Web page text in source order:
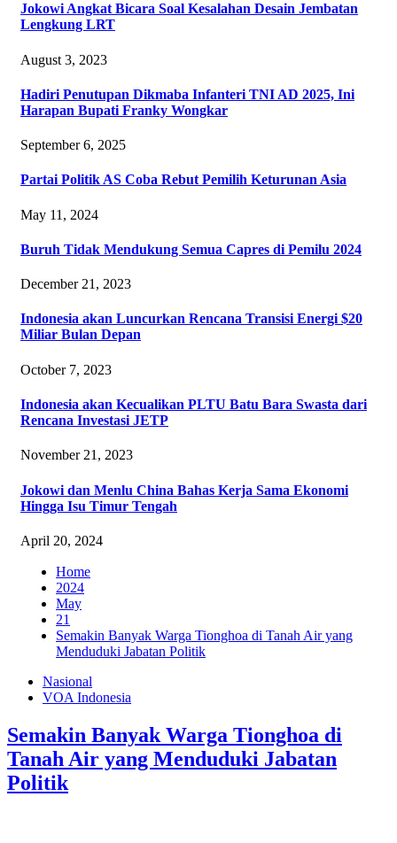
Jokowi Angkat Bicara Soal Kesalahan Desain Jembatan
Lengkung LRT
August 3, 2023
Hadiri Penutupan Dikmaba Infanteri TNI AD 2025, Ini
Harapan Bupati Franky Wongkar
September 6, 2025
Partai Politik AS Coba Rebut Pemilih Keturunan Asia
May 11, 2024
Buruh Tidak Mendukung Semua Capres di Pemilu 2024
December 21, 2023
Indonesia akan Luncurkan Rencana Transisi Energi $20
Miliar Bulan Depan
October 7, 2023
Indonesia akan Kecualikan PLTU Batu Bara Swasta dari
Rencana Investasi JETP
November 21, 2023
Jokowi dan Menlu China Bahas Kerja Sama Ekonomi
Hingga Isu Timur Tengah
April 20, 2024
Home
2024
May
21
Semakin Banyak Warga Tionghoa di Tanah Air yang
Menduduki Jabatan Politik
Nasional
VOA Indonesia
Semakin Banyak Warga Tionghoa di
Tanah Air yang Menduduki Jabatan
Politik